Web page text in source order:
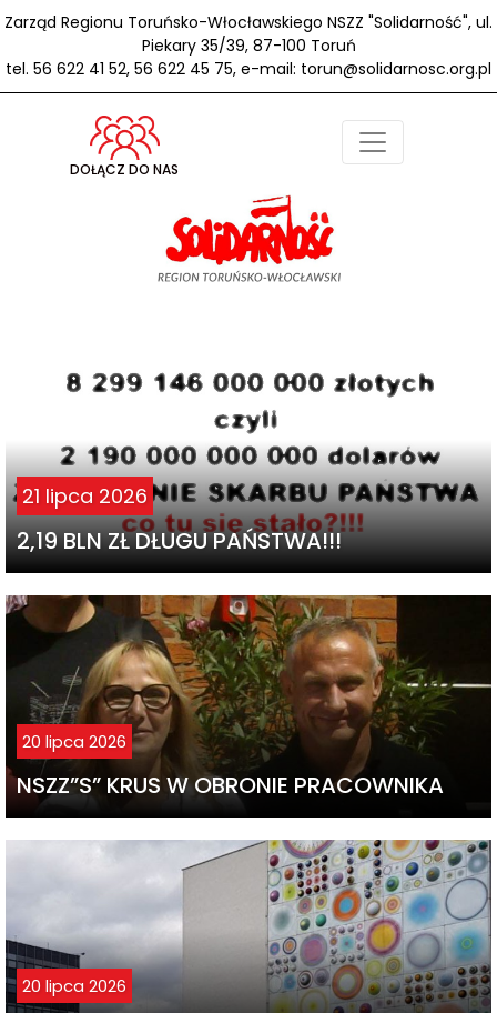
Zarząd Regionu Toruńsko-Włocławskiego NSZZ "Solidarność", ul.
Piekary 35/39, 87-100 Toruń
tel. 56 622 41 52, 56 622 45 75, e-mail: torun@solidarnosc.org.pl
DOŁĄCZ DO NAS
21 lipca 2026
2,19 BLN ZŁ DŁUGU PAŃSTWA!!!
20 lipca 2026
NSZZ”S” KRUS W OBRONIE PRACOWNIKA
20 lipca 2026